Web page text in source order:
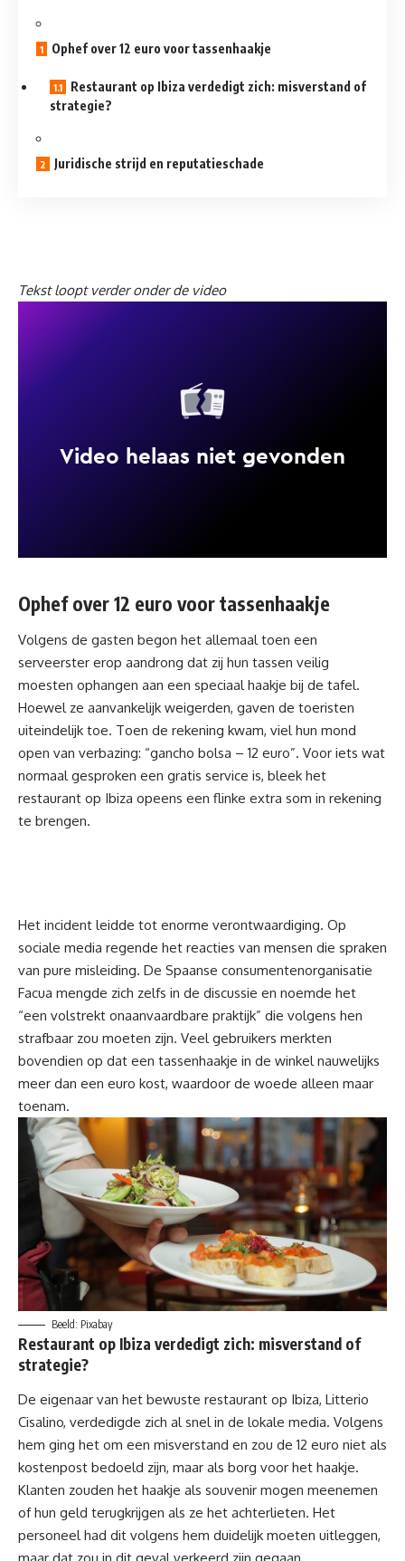
Ophef over 12 euro voor tassenhaakje
Restaurant op Ibiza verdedigt zich: misverstand of
strategie?
Juridische strijd en reputatieschade
Tekst loopt verder onder de video
Ophef over 12 euro voor tassenhaakje
Volgens de gasten begon het allemaal toen een
serveerster erop aandrong dat zij hun tassen veilig
moesten ophangen aan een speciaal haakje bij de tafel.
Hoewel ze aanvankelijk weigerden, gaven de toeristen
uiteindelijk toe. Toen de rekening kwam, viel hun mond
open van verbazing: “gancho bolsa – 12 euro”. Voor iets wat
normaal gesproken een gratis service is, bleek het
restaurant op Ibiza opeens een flinke extra som in rekening
te brengen.
Het incident leidde tot enorme verontwaardiging. Op
sociale media regende het reacties van mensen die spraken
van pure misleiding. De Spaanse consumentenorganisatie
Facua mengde zich zelfs in de discussie en noemde het
“een volstrekt onaanvaardbare praktijk” die volgens hen
strafbaar zou moeten zijn. Veel gebruikers merkten
bovendien op dat een tassenhaakje in de winkel nauwelijks
meer dan een euro kost, waardoor de woede alleen maar
toenam.
Beeld: Pixabay
Restaurant op Ibiza verdedigt zich: misverstand of
strategie?
De eigenaar van het bewuste restaurant op Ibiza, Litterio
Cisalino, verdedigde zich al snel in de lokale media. Volgens
hem ging het om een misverstand en zou de 12 euro niet als
kostenpost bedoeld zijn, maar als borg voor het haakje.
Klanten zouden het haakje als souvenir mogen meenemen
of hun geld terugkrijgen als ze het achterlieten. Het
personeel had dit volgens hem duidelijk moeten uitleggen,
maar dat zou in dit geval verkeerd zijn gegaan.